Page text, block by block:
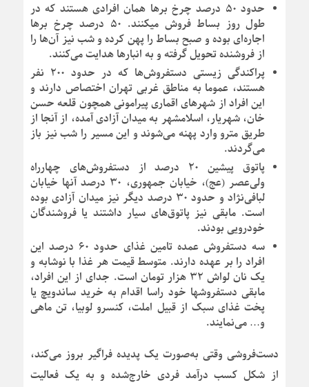
حدود ۵۰ درصد چرخ برها همان افرادی هستند که در
طول روز بساط فروش میکنند. ۵۰ درصد چرخ برها
اجاره‌ای بوده و صبح بساط را پهن کرده و شب نیز آن‌ها را
از فروشنده تحویل گرفته و به انبار‌ها هدایت می‌کنند.
پراکندگی زیستی دستفروش‌ها که در حدود ۲۰۰ نفر
هستند، عموما به مناطق غربی تهران اختصاص دارند و
این افراد از شهرهای اقماری پیرامونی همچون قلعه حسن
خان، شهریار، اسلامشهر به میدان آزادی آمده، از آنجا از
طریق مترو وارد پهنه می‌شوند و این مسیر را شب نیز باز
می‌گردند.
پاتوق پیشین ۲۰ درصد از دستفروش‌های چهارراه
ولی‌عصر (عج)، خیابان جمهوری، ۳۰ درصد آن‎ها خیابان
لبافی‌نژاد و حدود ۳۰ درصد دیگر نیز میدان آزادی بوده
است. مابقی نیز پاتوق‌های سیار داشتند یا فروشندگان
خودرویی بودند.
سه دستفروش عمده تامین غذای حدود ۶۰ درصد این
افراد را بر عهده دارند. متوسط قیمت هر غذا با نوشابه و
یک نان لواش ۳۲ هزار تومان است. جدای از این افراد،
مابقی دستفروش‎ها خود راسا اقدام به خرید ساندویچ یا
پخت غذای سبک از قبیل املت، کنسرو لوبیا، تن ماهی
و… می‌نمایند.
دست‌فروشی وقتی به‌صورت یک پدیده فراگیر بروز می‌کند،
از شکل کسب درآمد فردی خارج‌شده و به یک فعالیت